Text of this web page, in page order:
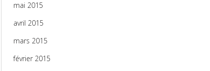
mai 2015
avril 2015
mars 2015
février 2015